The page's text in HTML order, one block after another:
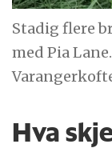
Stadig flere
med Pia
Hva